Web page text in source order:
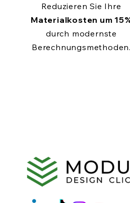
Reduzieren Sie Ihre
Materialkosten um
durch modernste
Berechnungsmethoden.